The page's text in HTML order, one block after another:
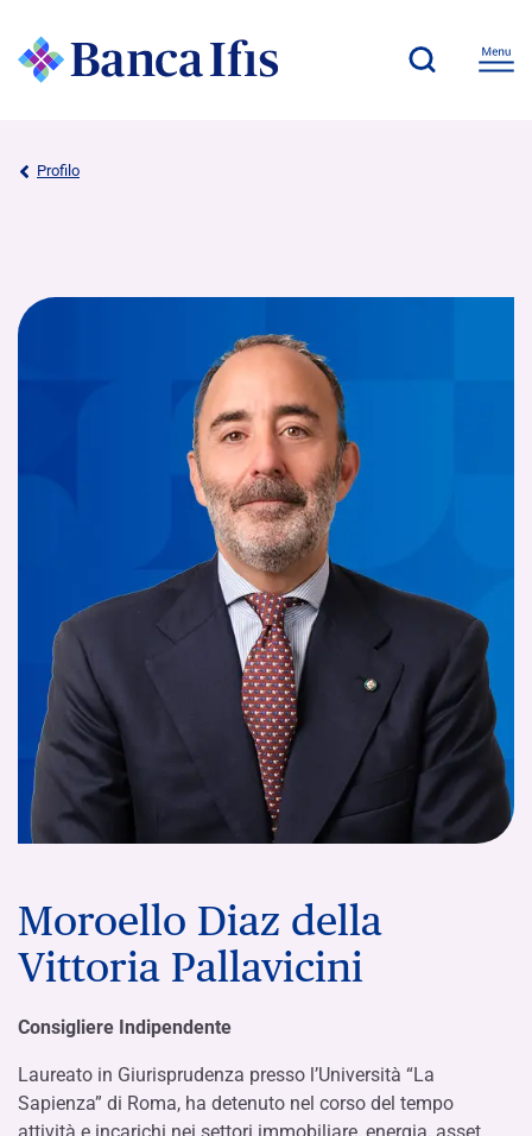
Profilo
Moroello Diaz della
Vittoria Pallavicini
Consigliere Indipendente
Laureato in Giurisprudenza presso l’Università “La
Sapienza” di Roma, ha detenuto nel corso del tempo